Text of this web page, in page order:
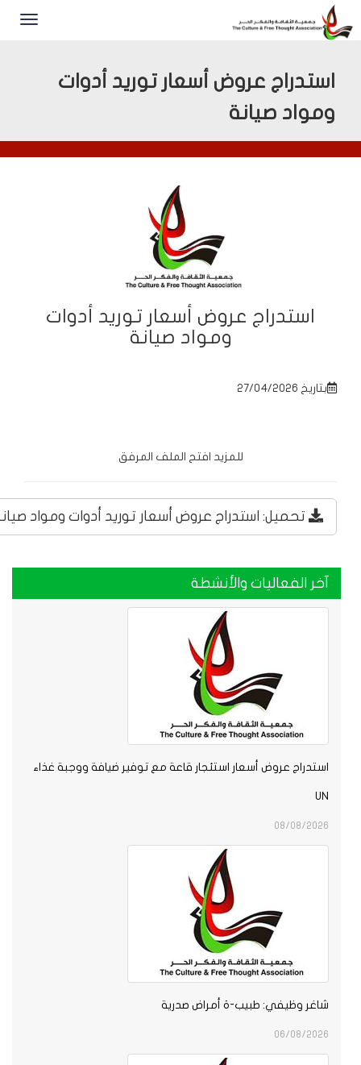
استدراج عروض أسعار توريد أدوات
ومواد صيانة
استدراج عروض أسعار توريد أدوات
ومواد صيانة
بتاريخ 27/04/2026
للمزيد افتح الملف المرفق
تحميل: استدراج عروض أسعار توريد أدوات ومواد صيانة
آخر الفعاليات والأنشطة
استدراج عروض أسعار استئجار قاعة مع توفير ضيافة ووجبة غذاء
08/08/2026
شاغر وظيفي: طبيب-ة أمراض صدرية
06/08/2026